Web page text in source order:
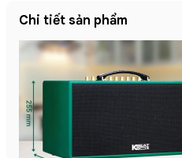
Chi tiết sản phẩm